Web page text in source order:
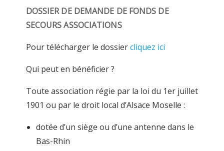
DOSSIER DE DEMANDE DE FONDS DE
SECOURS ASSOCIATIONS
Pour télécharger le dossiercliquez ici
Qui peut en bénéficier ?
Toute association régie par la loi du 1erjuillet
1901 ou par le droit local d’Alsace Moselle :
dotée d’un siège ou d’une antenne dans le
Bas-Rhin